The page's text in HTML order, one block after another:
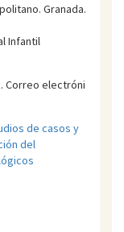
Granada.
Infantil
Correo electróni
de casos y
del